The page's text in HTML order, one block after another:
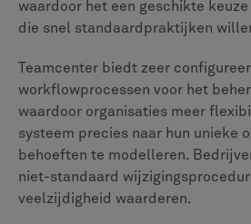
van Teamcenter.
Analyse en rapportage
Om processen te verbeteren,
kunnen meten. De analyse- en
binnen een PLM-systeem
hele levenscyclus van het product